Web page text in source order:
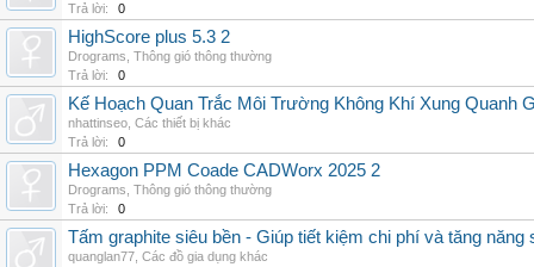
Trả lời:
0
HighScore plus 5.3 2
Drograms Thông gió thông thường
Trả lời:
0
Kế Hoạch Quan Trắc Môi Trường Không Khí Xung Quanh
nhattinseo Các thiết bị khác
Trả lời:
0
Hexagon PPM Coade CADWorx 2025 2
Drograms Thông gió thông thường
Trả lời:
0
Tấm graphite siêu bền - Giúp tiết kiệm chi phí và tăng năng
quanglan77 Các đồ gia dụng khác